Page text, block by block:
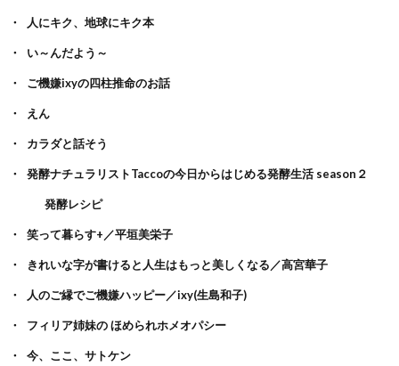
人にキク、地球にキク本
い～んだよう～
ご機嫌ixyの四柱推命のお話
えん
カラダと話そう
発酵ナチュラリストTaccoの今日からはじめる発酵生活 season２
発酵レシピ
笑って暮らす+／平垣美栄子
きれいな字が書けると人生はもっと美しくなる／高宮華子
人のご縁でご機嫌ハッピー／ixy(生島和子)
フィリア姉妹の ほめられホメオパシー
今、ここ、サトケン